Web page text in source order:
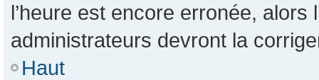
l’heure est encore erronée, alors
administrateurs devront la
Haut